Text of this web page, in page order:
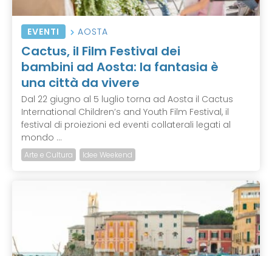
EVENTI AOSTA
Cactus, il Film Festival dei
bambini ad Aosta: la fantasia è
una città da vivere
Dal 22 giugno al 5 luglio torna ad Aosta il Cactus
International Children’s and Youth Film Festival, il
festival di proiezioni ed eventi collaterali legati al
mondo ...
Arte e Cultura Idee Weekend